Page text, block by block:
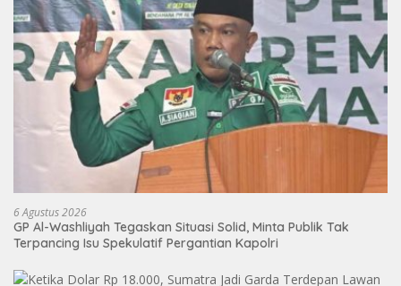
6 Agustus 2026
GP Al-Washliyah Tegaskan Situasi Solid, Minta Publik Tak
Terpancing Isu Spekulatif Pergantian Kapolri